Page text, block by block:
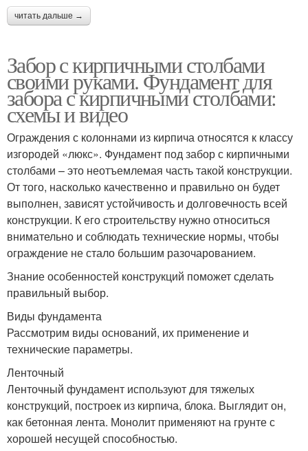
читать дальше →
Забор с кирпичными столбами
своими руками. Фундамент для
забора с кирпичными столбами:
схемы и видео
Ограждения с колоннами из кирпича относятся к классу
изгородей «люкс». Фундамент под забор с кирпичными
столбами – это неотъемлемая часть такой конструкции.
От того, насколько качественно и правильно он будет
выполнен, зависят устойчивость и долговечность всей
конструкции. К его строительству нужно относиться
внимательно и соблюдать технические нормы, чтобы
ограждение не стало большим разочарованием.
Знание особенностей конструкций поможет сделать
правильный выбор.
Виды фундамента
Рассмотрим виды оснований, их применение и
технические параметры.
Ленточный
Ленточный фундамент используют для тяжелых
конструкций, построек из кирпича, блока. Выглядит он,
как бетонная лента. Монолит применяют на грунте с
хорошей несущей способностью.